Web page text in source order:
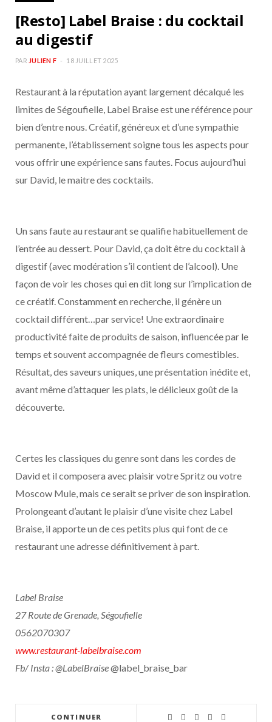
[Resto] Label Braise : du cocktail
au digestif
PAR JULIEN F 18 JUILLET 2025
Restaurant à la réputation ayant largement décalqué les
limites de Ségoufielle, Label Braise est une référence pour
bien d’entre nous. Créatif, généreux et d’une sympathie
permanente, l’établissement soigne tous les aspects pour
vous offrir une expérience sans fautes. Focus aujourd’hui
sur David, le maitre des cocktails.
Un sans faute au restaurant se qualifie habituellement de
l’entrée au dessert. Pour David, ça doit être du cocktail à
digestif (avec modération s’il contient de l’alcool). Une
façon de voir les choses qui en dit long sur l’implication de
ce créatif. Constamment en recherche, il génère un
cocktail différent…par service! Une extraordinaire
productivité faite de produits de saison, influencée par le
temps et souvent accompagnée de fleurs comestibles.
Résultat, des saveurs uniques, une présentation inédite et,
avant même d’attaquer les plats, le délicieux goût de la
découverte.
Certes les classiques du genre sont dans les cordes de
David et il composera avec plaisir votre Spritz ou votre
Moscow Mule, mais ce serait se priver de son inspiration.
Prolongeant d’autant le plaisir d’une visite chez Label
Braise, il apporte un de ces petits plus qui font de ce
restaurant une adresse définitivement à part.
Label Braise
27 Route de Grenade, Ségoufielle
0562070307
www.restaurant-labelbraise.com
Fb/ Insta : @LabelBraise@label_braise_bar
CONTINUER